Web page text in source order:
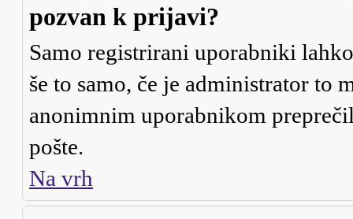
pozvan k prijavi?
Samo registrirani uporabniki
še to samo, če je administrator to
anonimnim uporabnikom
pošte.
Na vrh